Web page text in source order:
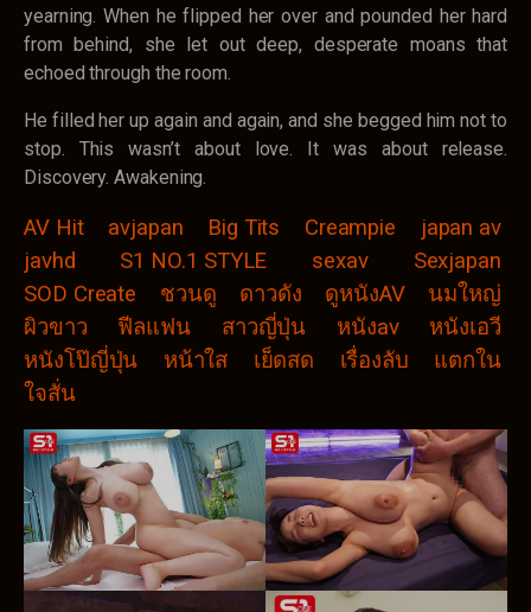
yearning. When he flipped her over and pounded her hard
from behind, she let out deep, desperate moans that
echoed through the room.
He filled her up again and again, and she begged him not to
stop. This wasn’t about love. It was about release.
Discovery. Awakening.
AV Hit avjapan Big Tits Creampie
japan av
javhd
S1 NO.1 STYLE sexav
Sexjapan
SOD Create
ชวนดู ดาวดัง ดูหนังAV
นมใหญ่
ผิวขาว
ฟีลแฟน สาวญี่ปุ่น หนังav
หนังเอวี
หนังโป๊ญี่ปุ่น
หน้าใส เย็ดสด เรื่องลับ
แตกใน
ใจสั่น